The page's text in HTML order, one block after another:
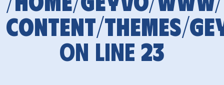
content/themes/
on line 23